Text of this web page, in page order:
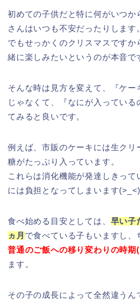
初めての子供だと特に何がいつか
さんはいつも不安だったりします
でもせっかくのクリスマスですか
緒に楽しみたいというのが本音で
そんな時は見方を変えて、『ケー
じゃなくて、『なにが入っている
てみると良いです。
例えば、市販のケーキには生クリ
糖がたっぷり入っています。
これらは消化機能が発達しきって
には負担となってしまいます(>_<)
食べ始める目安としては、 早い子
ヵ月 で食べている子もいますし、
普通のご飯への移り変わりの時期
ます。
その子の成長によって全然違うん